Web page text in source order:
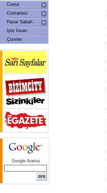
Cuma
Cumartesi
Pazar Sabah
İşte İnsan
Çizerler
Google Arama